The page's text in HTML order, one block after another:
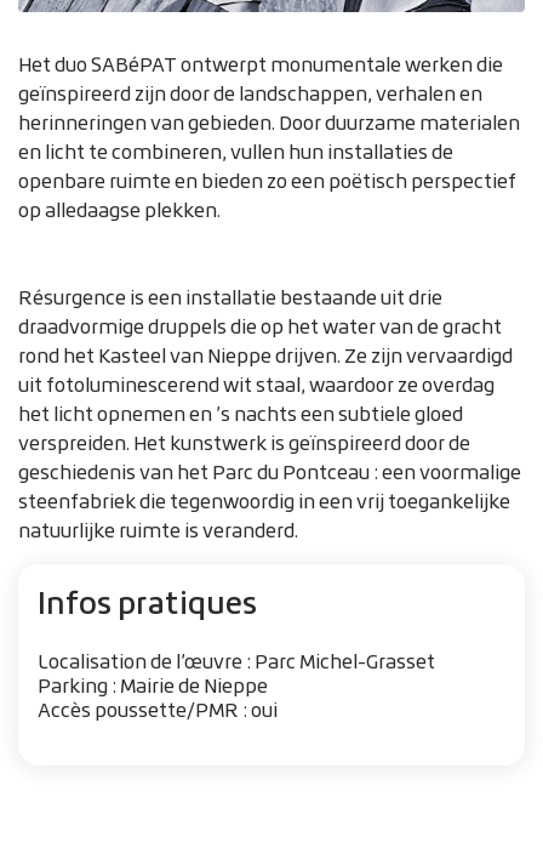
Zoom on image
Het duo SABéPAT ontwerpt monumentale werken die
geïnspireerd zijn door de landschappen, verhalen en
herinneringen van gebieden. Door duurzame materialen
en licht te combineren, vullen hun installaties de
openbare ruimte en bieden zo een poëtisch perspectief
op alledaagse plekken.
Résurgence is een installatie bestaande uit drie
draadvormige druppels die op het water van de gracht
rond het Kasteel van Nieppe drijven. Ze zijn vervaardigd
uit fotoluminescerend wit staal, waardoor ze overdag
het licht opnemen en ’s nachts een subtiele gloed
verspreiden. Het kunstwerk is geïnspireerd door de
geschiedenis van het Parc du Pontceau : een voormalige
steenfabriek die tegenwoordig in een vrij toegankelijke
natuurlijke ruimte is veranderd.
Infos pratiques
Localisation de l’œuvre : Parc Michel-Grasset
Parking : Mairie de Nieppe
Accès poussette/PMR : oui